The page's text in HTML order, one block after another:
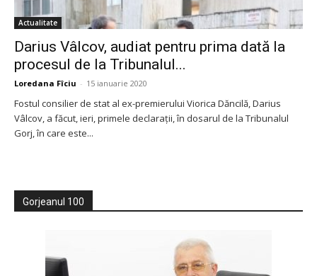
Actualitate
Darius Vâlcov, audiat pentru prima dată la
procesul de la Tribunalul...
Loredana Fîciu - 15 ianuarie 2020
Fostul consilier de stat al ex-premierului Viorica Dăncilă, Darius
Vâlcov, a făcut, ieri, primele declarații, în dosarul de la Tribunalul
Gorj, în care este...
Gorjeanul 100